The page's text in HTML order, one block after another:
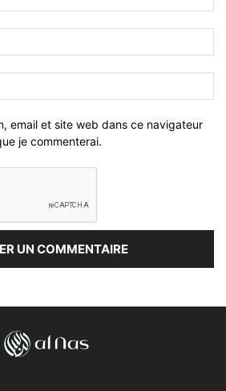
email et site web dans ce navigateur
je commenterai.